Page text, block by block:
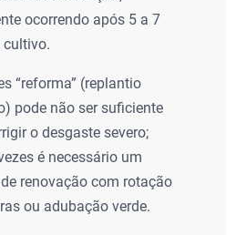
ocorrendo após 5 a 7
cultivo.
“reforma” (replantio
pode não ser suficiente
o desgaste severo;
é necessário um
renovação com rotação
ou adubação verde.